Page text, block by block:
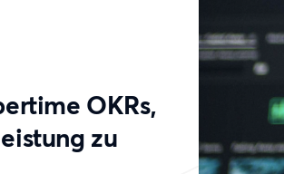
OKRs,
zu